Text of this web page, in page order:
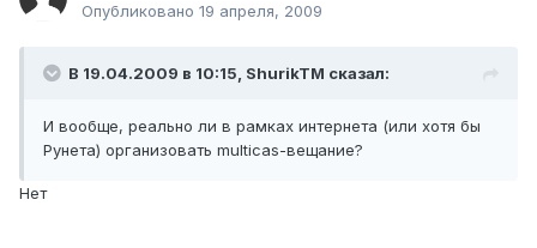
Опубликовано 19 апреля, 2009
В 19.04.2009 в 10:15, ShurikTM сказал:
И вообще, реально ли в рамках интернета (или хотя бы
Рунета) организовать multicas-вещание?
Нет